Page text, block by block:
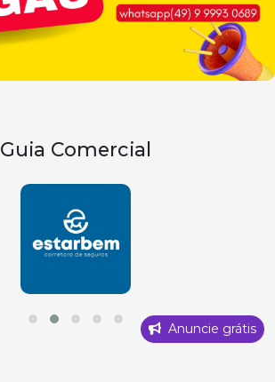
Guia Comercial
Anuncie grátis